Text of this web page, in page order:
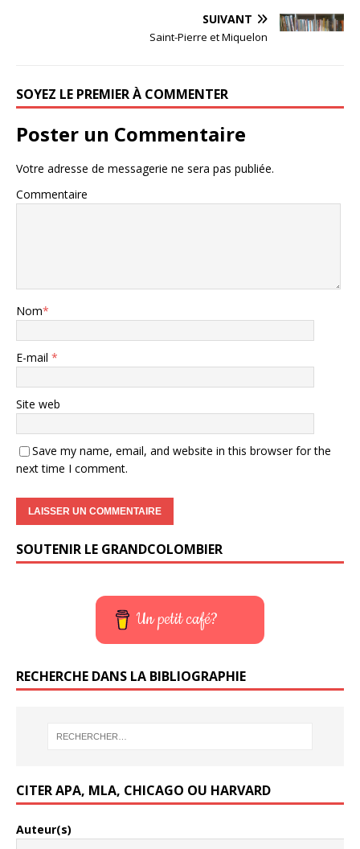
SUIVANT
Saint-Pierre et Miquelon
SOYEZ LE PREMIER À COMMENTER
Poster un Commentaire
Votre adresse de messagerie ne sera pas publiée.
Commentaire
Nom*
E-mail *
Site web
Save my name, email, and website in this browser for the
next time I comment.
SOUTENIR LE GRANDCOLOMBIER
Un petit café?
RECHERCHE DANS LA BIBLIOGRAPHIE
CITER APA, MLA, CHICAGO OU HARVARD
Auteur(s)